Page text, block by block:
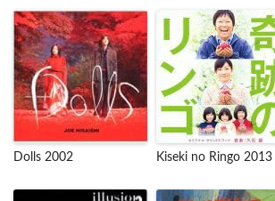
Dolls 2002 Kiseki no Ringo 2013